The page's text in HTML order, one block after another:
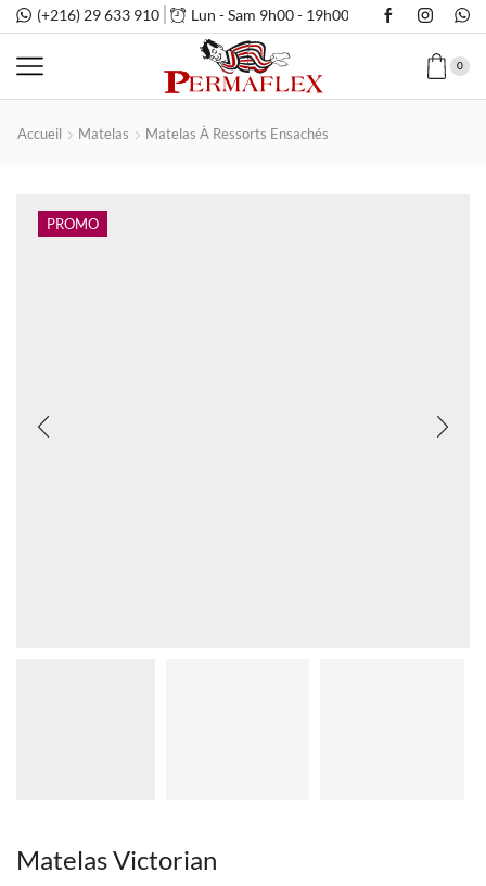
(+216) 29 633 910 Lun - Sam 9h00 - 19h00
0
Accueil Matelas Matelas À Ressorts Ensachés
PROMO
Matelas Victorian